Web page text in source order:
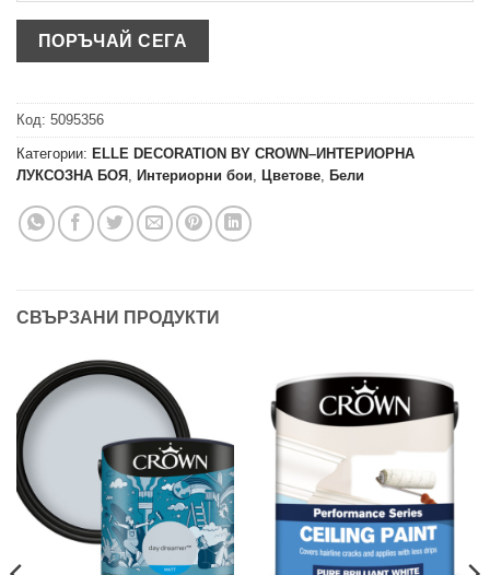
Код: 5095356
Категории: ELLE DECORATION BY CROWN–ИНТЕРИОРНА
ЛУКСОЗНА БОЯ Интериорни бои Цветове Бели
СВЪРЗАНИ ПРОДУКТИ